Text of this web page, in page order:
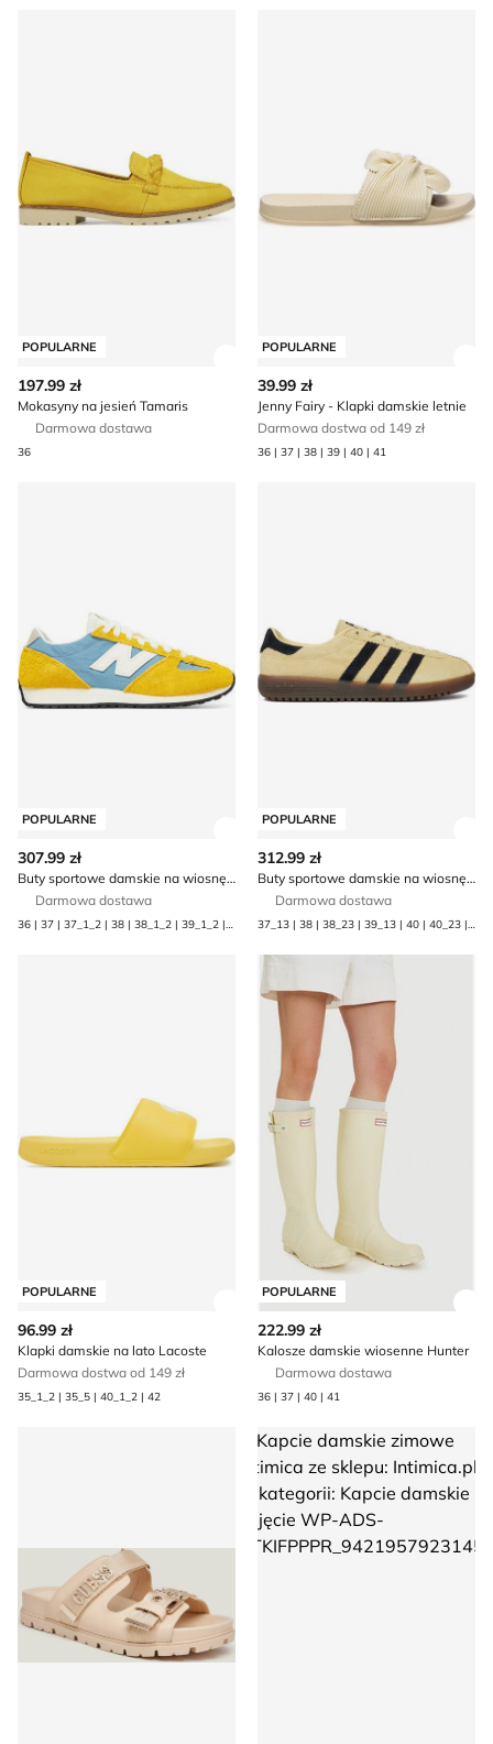
POPULARNE
197.99 zł
Mokasyny na jesień Tamaris
Darmowa dostawa
36
POPULARNE
39.99 zł
Jenny Fairy - Klapki damskie letnie
Darmowa dostwa od 149 zł
36 | 37 | 38 | 39 | 40 | 41
POPULARNE
307.99 zł
Buty sportowe damskie na wiosnę New Balance
Darmowa dostawa
36 | 37 | 37_1_2 | 38 | 38_1_2 | 39_1_2 | 40 | 40_1_2
POPULARNE
312.99 zł
Buty sportowe damskie na wiosnę adidas
Darmowa dostawa
37_13 | 38 | 38_23 | 39_13 | 40 | 40_23 | 41_13
POPULARNE
Zobacz szczegóły produktu
96.99 zł
Klapki damskie na lato Lacoste
Darmowa dostwa od 149 zł
35_1_2 | 35_5 | 40_1_2 | 42
Kalosze damskie wiosenne
POPULARNE
222.99 zł
Kalosze damskie wiosenne Hunter
Darmowa dostawa
36 | 37 | 40 | 41
Kapcie damskie zimowe